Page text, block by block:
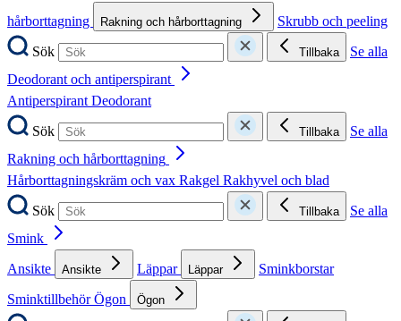
hårborttagning
Rakning och hårborttagning
Skrubb och peeling
Sök
Tillbaka
Se alla
Deodorant och antiperspirant
AntiperspirantDeodorant
Sök
Tillbaka
Se alla
Rakning och hårborttagning
Hårborttagningskräm och vax Rakgel Rakhyvel och blad
Sök
Tillbaka
Se alla
Smink
Ansikte
Ansikte Läppar Läppar
Sminkborstar
SminktillbehörÖgon Ögon